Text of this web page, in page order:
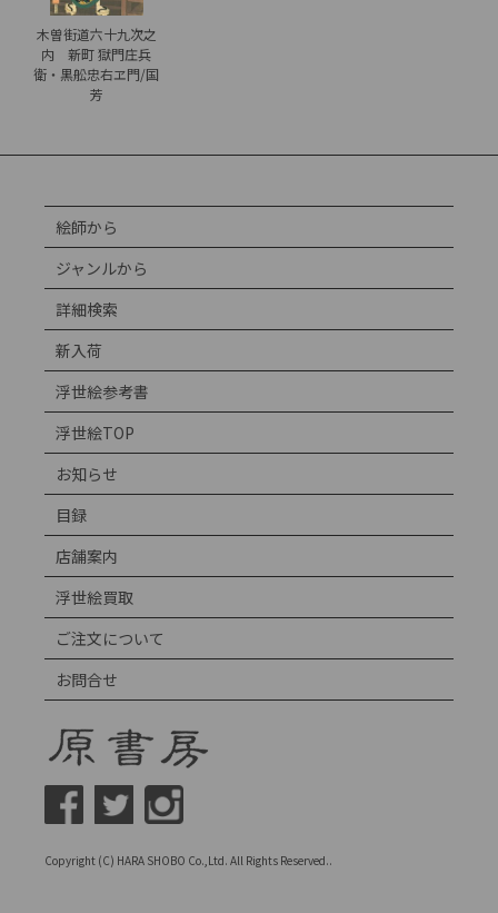
木曽街道六十九次之
内 新町 獄門庄兵
衛・黒舩忠右ヱ門/国
芳
絵師から
ジャンルから
詳細検索
新入荷
浮世絵参考書
浮世絵TOP
お知らせ
目録
店舗案内
浮世絵買取
ご注文について
お問合せ
Copyright (C) HARA SHOBO Co.,Ltd. All Rights Reserved..